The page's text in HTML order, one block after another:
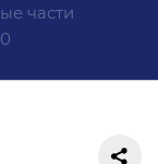
части